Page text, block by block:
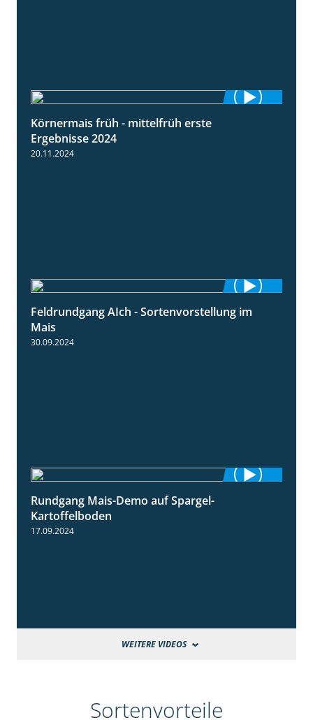
Körnermais früh - mittelfrüh erste
Ergebnisse 2024
20.11.2024
11:24
Feldrundgang AIch - Sortenvorstellung im
Mais
30.09.2024
Rundgang Mais-Demo auf Spargel-
Kartoffelboden
17.09.2024
WEITERE VIDEOS
Sortenvorteile